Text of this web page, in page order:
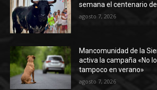
semana el centenario
agosto 7, 2026
Mancomunidad de la
activa la campaña «No
tampoco en verano»
agosto 7, 2026